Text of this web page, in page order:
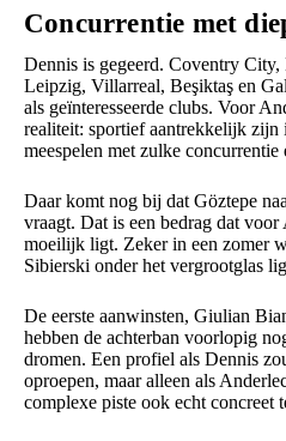
Concurrentie met
Dennis is gegeerd. Coventry
Leipzig, Villarreal, Beşiktaş en
als geïnteresseerde clubs. Voor
realiteit: sportief aantrekkelijk zijn
meespelen met zulke concurrentie
Daar komt nog bij dat Göztepe
vraagt. Dat is een bedrag dat
moeilijk ligt. Zeker in een zomer
Sibierski onder het vergrootglas
De eerste aanwinsten, Giulian
hebben de achterban voorlopig
dromen. Een profiel als Dennis
oproepen, maar alleen als
complexe piste ook echt concreet